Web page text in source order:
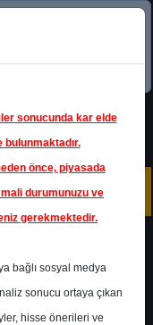
Gedik Yatırım
sonucunda kar elde
önce, piyasada
durumunuzu ve
gerekmektedir.
bağlı sosyal medya
sonucu ortaya çıkan
hisse önerileri ve